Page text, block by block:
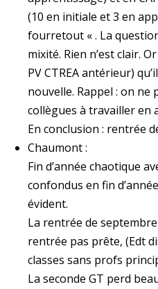
(10 en initiale et 3 en
fourretout « . La
mixité. Rien n’est clair.
PV CTREA antérieur)
nouvelle. Rappel : on ne
collègues à travailler en
En conclusion : rentrée
Chaumont :
Fin d’année chaotique
confondus en fin
évident.
La rentrée de
rentrée pas prête, (Edt
classes sans profs
La seconde GT perd